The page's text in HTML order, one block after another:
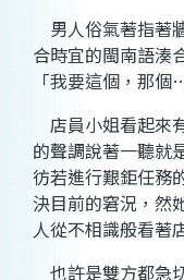
男人俗氣著指著
合時宜的閩南語湊
「我要這個，那個
店員小姐看起來
的聲調說著一聽就
彷若進行艱鉅任務
決目前的窘況，然
人從不相識般看著
也許是雙方都急